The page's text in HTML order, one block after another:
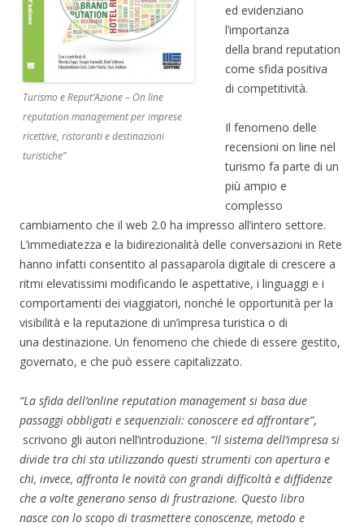
Turismo e Reput’Azione – On line
reputation management per imprese
ricettive, ristoranti e destinazioni
turistiche”
ed evidenziano
l’importanza
della brand reputation
come sfida positiva
di competitività.
Il fenomeno delle
recensioni on line nel
turismo fa parte di un
più ampio e
complesso
cambiamento che il web 2.0 ha impresso all’intero settore.
L’immediatezza e la bidirezionalità delle conversazioni in Rete
hanno infatti consentito al passaparola digitale di crescere a
ritmi elevatissimi modificando le aspettative, i linguaggi e i
comportamenti dei viaggiatori, nonché le opportunità per la
visibilità e la reputazione di un’impresa turistica o di
una destinazione. Un fenomeno che chiede di essere gestito,
governato, e che può essere capitalizzato.
“La sfida dell’online reputation management si basa due
passaggi obbligati e sequenziali: conoscere ed affrontare”,
scrivono gli autori nell’introduzione. “Il sistema dell’impresa si
divide tra chi sta utilizzando questi strumenti con apertura e
chi, invece, affronta le novità con grandi difficoltà e diffidenze
che a volte generano senso di frustrazione. Questo libro
nasce con lo scopo di trasmettere conoscenze, metodo e